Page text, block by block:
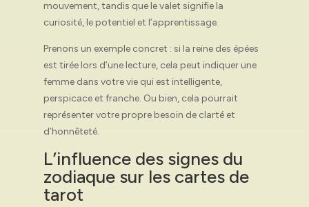
mouvement, tandis que le valet signifie la
curiosité, le potentiel et l’apprentissage.
Prenons un exemple concret : si la reine des épées
est tirée lors d’une lecture, cela peut indiquer une
femme dans votre vie qui est intelligente,
perspicace et franche. Ou bien, cela pourrait
représenter votre propre besoin de clarté et
d’honnêteté.
L’influence des signes du
zodiaque sur les cartes de
tarot